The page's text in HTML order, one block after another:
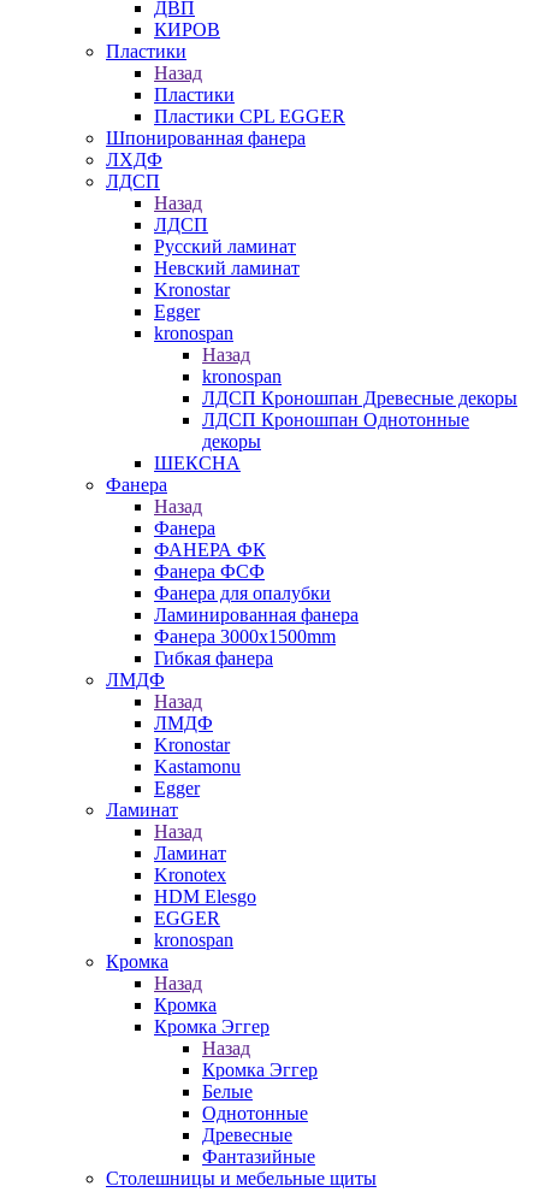
ДВП
КИРОВ
Пластики
Назад
Пластики
Пластики CPL EGGER
Шпонированная фанера
ЛХДФ
ЛДСП
Назад
ЛДСП
Русский ламинат
Невский ламинат
Kronostar
Egger
kronospan
Назад
kronospan
ЛДСП Кроношпан Древесные декоры
ЛДСП Кроношпан Однотонные
декоры
ШЕКСНА
Фанера
Назад
Фанера
ФАНЕРА ФК
Фанера ФСФ
Фанера для опалубки
Ламинированная фанера
Фанера 3000х1500mm
Гибкая фанера
ЛМДФ
Назад
ЛМДФ
Kronostar
Kastamonu
Egger
Ламинат
Назад
Ламинат
Kronotex
HDM Elesgo
EGGER
kronospan
Кромка
Назад
Кромка
Кромка Эггер
Назад
Кромка Эггер
Белые
Однотонные
Древесные
Фантазийные
Столешницы и мебельные щиты